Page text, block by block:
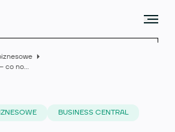
Microsoft Ignite 2020 – co nowego w aplikacjach dla firm?
BUSINESS CENTRAL